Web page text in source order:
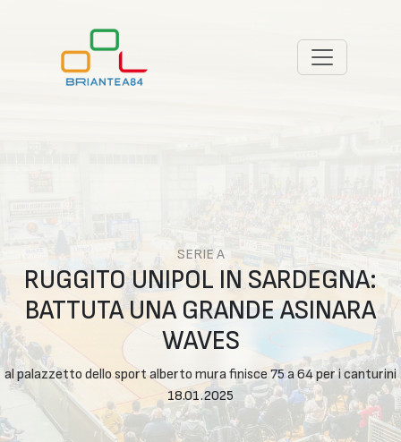
SERIE A
RUGGITO UNIPOL IN SARDEGNA:
BATTUTA UNA GRANDE ASINARA
WAVES
al palazzetto dello sport alberto mura finisce 75 a 64 per i canturini
18.01.2025